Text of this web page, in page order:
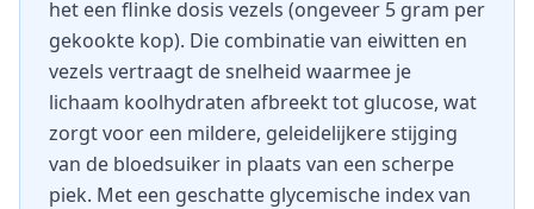
het een flinke dosis vezels (ongeveer 5 gram per
gekookte kop). Die combinatie van eiwitten en
vezels vertraagt de snelheid waarmee je
lichaam koolhydraten afbreekt tot glucose, wat
zorgt voor een mildere, geleidelijkere stijging
van de bloedsuiker in plaats van een scherpe
piek. Met een geschatte glycemische index van